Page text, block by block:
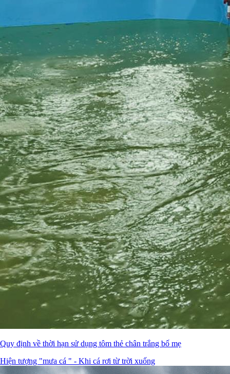
Quy định về thời hạn sử dụng tôm thẻ chân trắng bố mẹ
Hiện tượng "mưa cá " - Khi cá rơi từ trời xuống